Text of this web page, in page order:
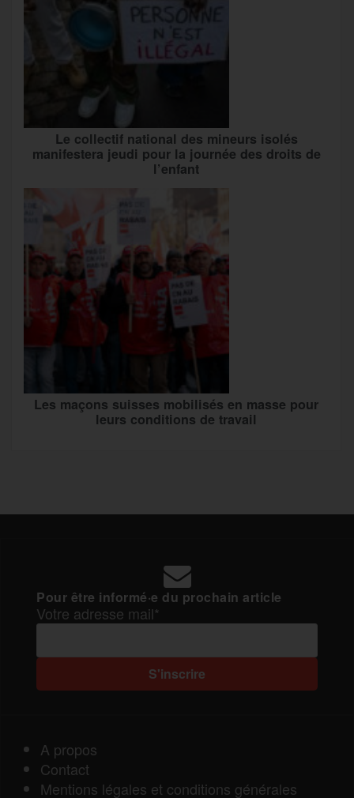
Le collectif national des mineurs isolés
manifestera jeudi pour la journée des droits de
l’enfant
Les maçons suisses mobilisés en masse pour
leurs conditions de travail
Pour être informé·e du prochain article
Votre adresse mail*
A propos
Contact
Mentions légales et conditions générales